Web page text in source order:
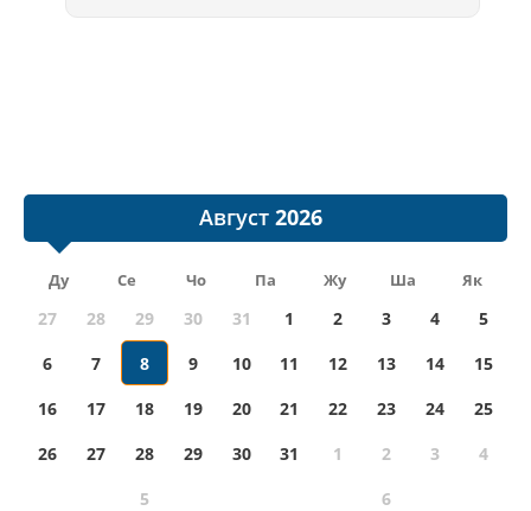
Август
Ду Се Чо Па Жу Ша Як
27 28 29 30 31 1 2 3 4
5
6
7 8 9 10 11 12 13 14
15
16
17 18 19 20 21 22 23 24
25
26
27 28 29 30 31 1 2 3
4
5
6